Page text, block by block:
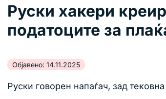
Руски хакери
податоците за
Објавено: 14.11.2025
Руски говорен напаѓач, зад